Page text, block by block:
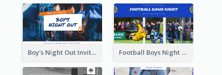
Boy's Night Out Invitation Twitter Post Football Boys Night Out Twitter Post